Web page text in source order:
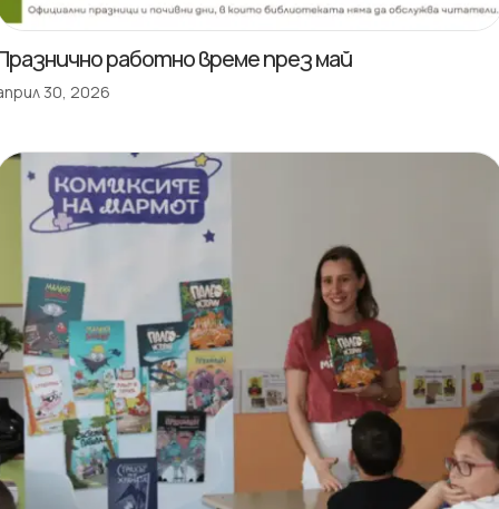
работно време през май
30, 2026